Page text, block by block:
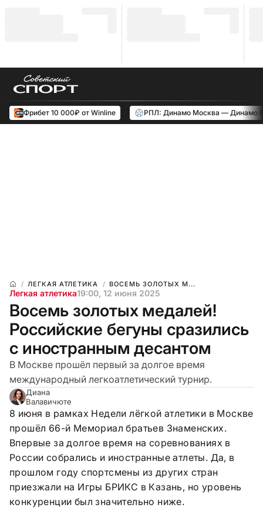
Фрибет 10 000₽ от Winline РПЛ: Динамо Москва — Динамо
ЛЕГКАЯ АТЛЕТИКА ВОСЕМЬ ЗОЛОТЫХ М...
Легкая атлетика19:00, 12 июня 2025
Восемь золотых медалей!
Российские бегуны сразились
с иностранным десантом
В Москве прошёл первый за долгое время
международный легкоатлетический турнир.
Диана
Валавичюте
8 июня в рамках Недели лёгкой атлетики в Москве
прошёл 66-й Мемориал братьев Знаменских.
Впервые за долгое время на соревнованиях в
России собрались и иностранные атлеты. Да, в
прошлом году спортсмены из других стран
приезжали на Игры БРИКС в Казань, но уровень
конкуренции был значительно ниже.